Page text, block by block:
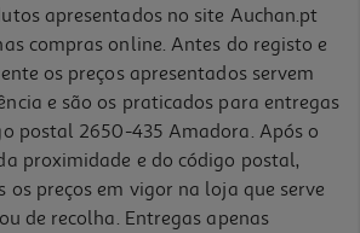
apresentados no site Auchan.pt
compras online. Antes do registo e
os preços apresentados servem
e são os praticados para entregas
postal 2650-435 Amadora. Após o
proximidade e do código postal,
os preços em vigor na loja que serve
de recolha. Entregas apenas